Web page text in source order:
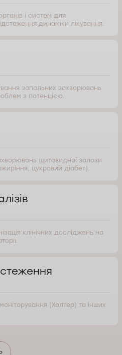
і систем для
динаміки лікування.
запальних захворювань
з потенцією.
щитовидної залози
цукровий діабет).
клінічних досліджень на
(Холтер) та інших